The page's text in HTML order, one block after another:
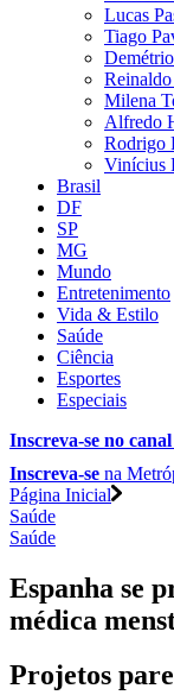
Lucas
Tiago
Milena
Alfredo
Rodrigo
Vinícius
Brasil
DF
SP
MG
Mundo
Entretenimento
Vida & Estilo
Saúde
Ciência
Esportes
Especiais
Inscreva-se no canal
Inscreva-se na
Página Inicial
Saúde
Saúde
Espanha se
médica
Projetos